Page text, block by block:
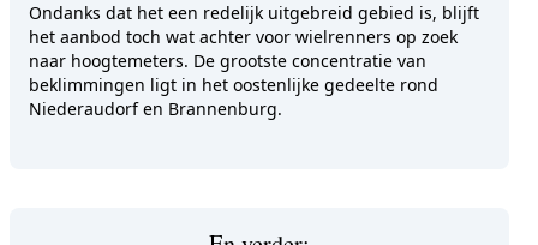
Ondanks dat het een redelijk uitgebreid gebied is, blijft
het aanbod toch wat achter voor wielrenners op zoek
naar hoogtemeters. De grootste concentratie van
beklimmingen ligt in het oostenlijke gedeelte rond
Niederaudorf en Brannenburg.